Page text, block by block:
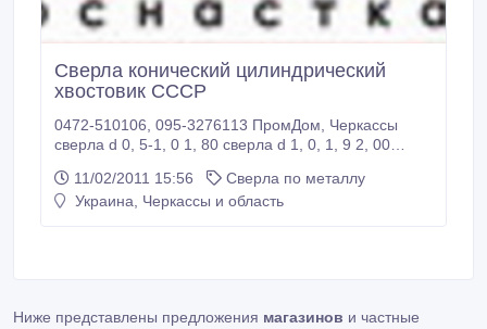
Сверла конический цилиндрический
хвостовик СССР
0472-510106, 095-3276113 ПромДом, Черкассы
сверла d 0, 5-1, 0 1, 80 сверла d 1, 0, 1, 9 2, 00
3, 1-3, 4 3, 00 сверла d 3, 5-3, 8 3, 30 сверла d 3, 9-
4, 1 4, 00 сверла d 4, 2-4, 4 4, 35 сверла d 4, 5-4, 7
11/02/2011 15:56
Сверла по металлу
Украина, Черкассы и область
Ниже представлены предложения магазинов и частные